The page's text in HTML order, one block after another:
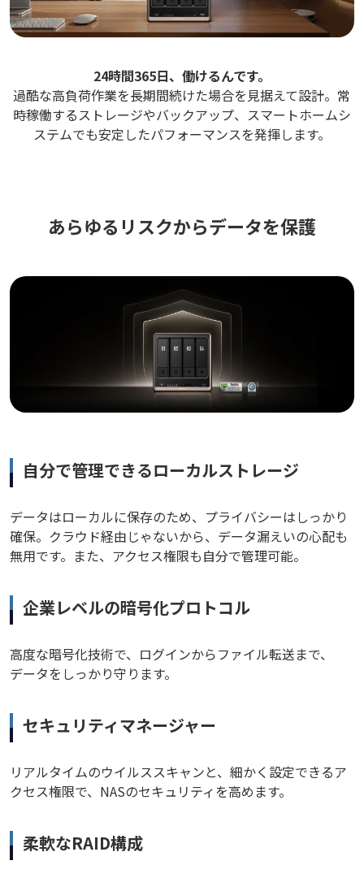
24時間365日、働けるんです。
過酷な高負荷作業を長期間続けた場合を見据えて設計。常
時稼働するストレージやバックアップ、スマートホームシ
ステムでも安定したパフォーマンスを発揮します。
あらゆるリスクからデータを保護
自分で管理できるローカルストレージ
データはローカルに保存のため、プライバシーはしっかり
確保。クラウド経由じゃないから、データ漏えいの心配も
無用です。また、アクセス権限も自分で管理可能。
企業レベルの暗号化プロトコル
高度な暗号化技術で、ログインからファイル転送まで、
データをしっかり守ります。
セキュリティマネージャー
リアルタイムのウイルススキャンと、細かく設定できるア
クセス権限で、NASのセキュリティを高めます。
柔軟なRAID構成